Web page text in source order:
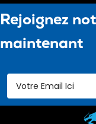
Rejoignez
maintenant